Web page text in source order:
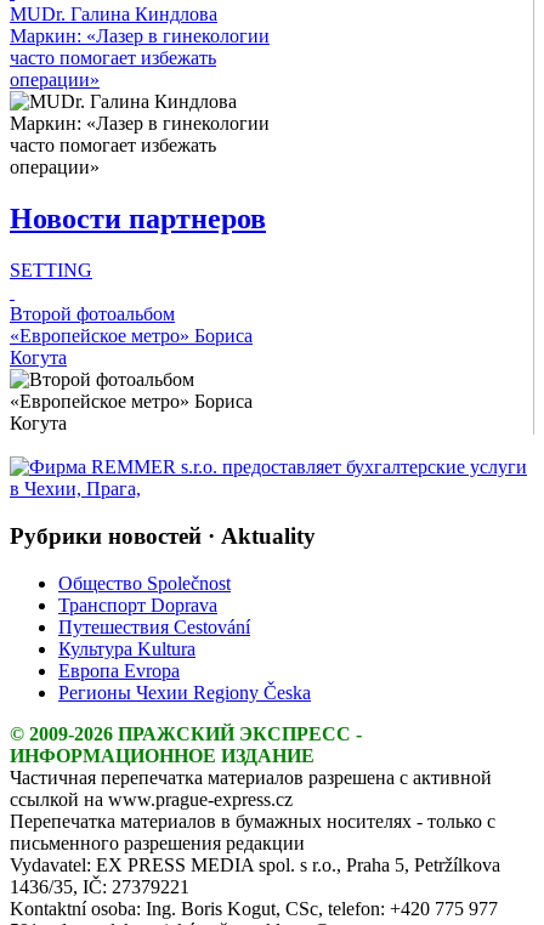
Intro Items
Link Items
Show Image
Show
Hide
MUDr. Галина Киндлова
Маркин: «Лазер в гинекологии
часто помогает избежать
операции»
Новости партнеров
SETTING
Intro Items
Link Items
Show Image
Hide
Второй фотоальбом
«Европейское метро» Бориса
Когута
Рубрики новостей · Aktuality
Общество Společnost
Транспорт Doprava
Путешествия Cestování
Культура Kultura
Европа Evropa
Регионы Чехии Regiony Česka
© 2009-2026 ПРАЖСКИЙ ЭКСПРЕСС -
ИНФОРМАЦИОННОЕ ИЗДАНИЕ
Частичная перепечатка материалов разрешена с активной
ссылкой на www.prague-express.cz
Перепечатка материалов в бумажных носителях - только с
письменного разрешения редакции
Vydavatel: EX PRESS MEDIA spol. s r.o., Praha 5, Petržílkova
1436/35, IČ: 27379221
Kontaktní osoba: Ing. Boris Kogut, CSc, telefon: +420 775 977